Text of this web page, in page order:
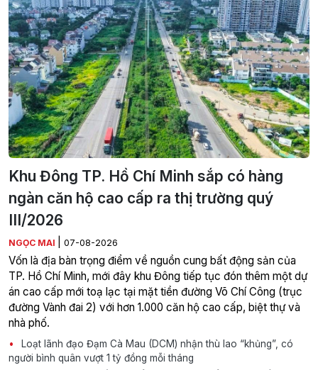
Khu Đông TP. Hồ Chí Minh sắp có hàng
ngàn căn hộ cao cấp ra thị trường quý
III/2026
NGỌC MAI 07-08-2026
Vốn là địa bàn trọng điểm về nguồn cung bất động sản của
TP. Hồ Chí Minh, mới đây khu Đông tiếp tục đón thêm một dự
án cao cấp mới toạ lạc tại mặt tiền đường Võ Chí Công (trục
đường Vành đai 2) với hơn 1.000 căn hộ cao cấp, biệt thự và
nhà phố.
Loạt lãnh đạo Đạm Cà Mau (DCM) nhận thù lao “khủng”, có
người bình quân vượt 1 tỷ đồng mỗi tháng